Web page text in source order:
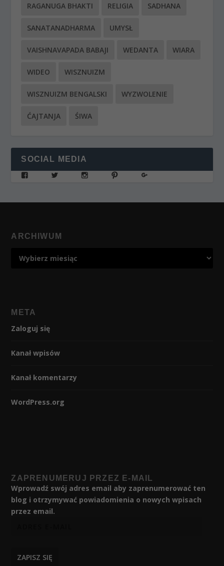
RAGANUGA BHAKTI RELIGIA SADHANA
SANATANADHARMA UMYSŁ
VAISHNAVAPADA BABAJI WEDANTA WIARA
WIDEO WISZNUIZM
WISZNUIZM BENGALSKI WYZWOLENIE
ĆAJTANJA ŚIWA
SOCIAL MEDIA
ARCHIWUM
META
Zaloguj się
Kanał wpisów
Kanał komentarzy
WordPress.org
ZAPRENUMERUJ PRZEZ E-MAIL
Wprowadź swój adres email aby zaprenumerować ten
blog i otrzymywać powiadomienia o nowych wpisach
przez email.
ZAPISZ SIĘ